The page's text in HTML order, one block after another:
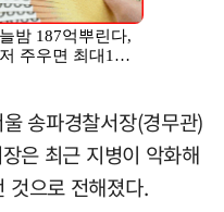
송파경찰서장(경무관)
은 최근 지병이 악화해
것으로 전해졌다.